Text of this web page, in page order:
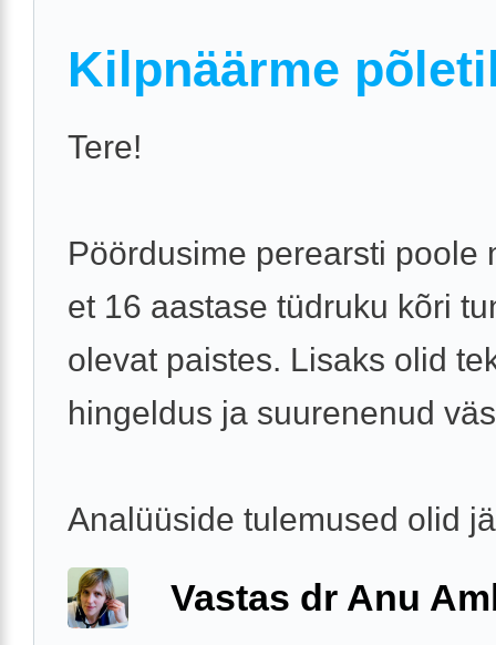
Kilpnäärme
Tere!
Pöördusime perearsti poole
et 16 aastase tüdruku kõri
olevat paistes. Lisaks olid
hingeldus ja suurenenud
Analüüside tulemused olid
Vastas dr Anu